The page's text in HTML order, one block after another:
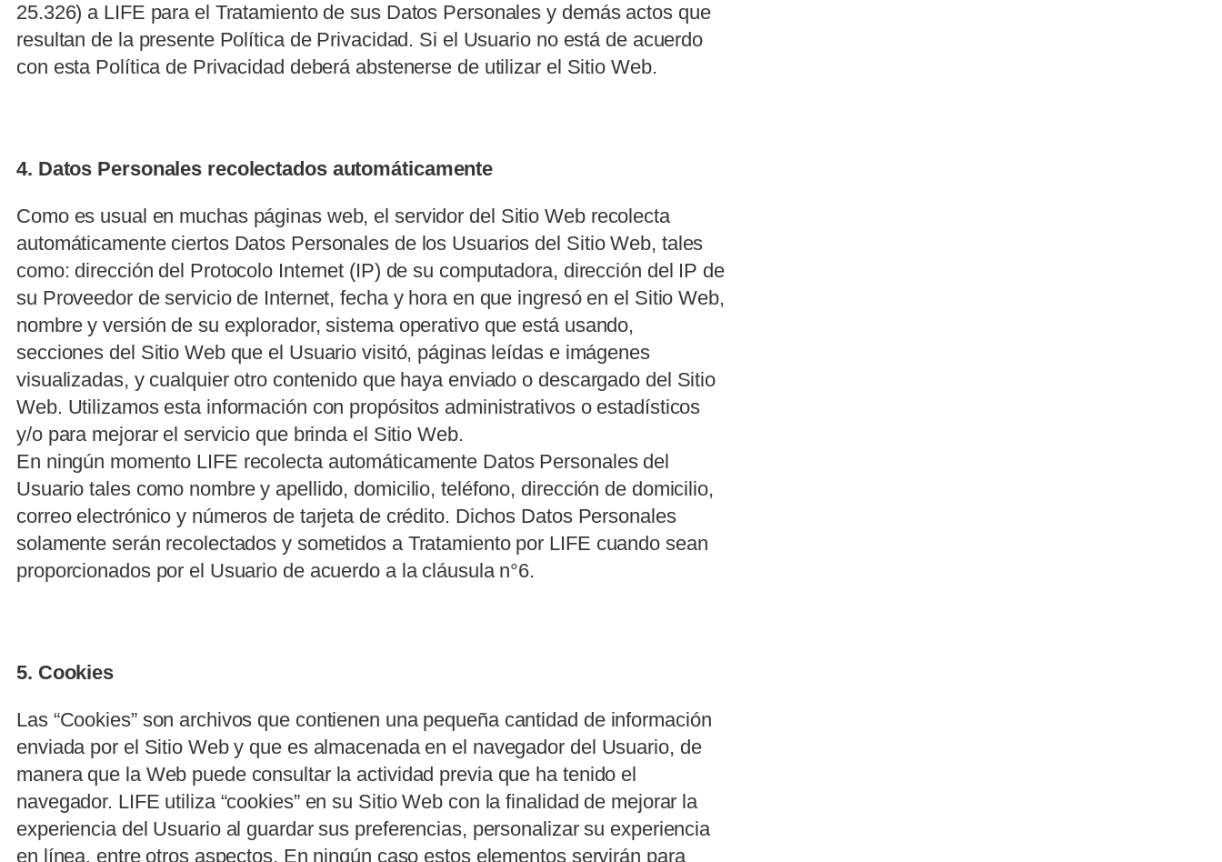
25.326) a LIFE para el Tratamiento de sus Datos Personales y demás actos que
resultan de la presente Política de Privacidad. Si el Usuario no está de acuerdo
con esta Política de Privacidad deberá abstenerse de utilizar el Sitio Web.
4. Datos Personales recolectados automáticamente
Como es usual en muchas páginas web, el servidor del Sitio Web recolecta
automáticamente ciertos Datos Personales de los Usuarios del Sitio Web, tales
como: dirección del Protocolo Internet (IP) de su computadora, dirección del IP de
su Proveedor de servicio de Internet, fecha y hora en que ingresó en el Sitio Web,
nombre y versión de su explorador, sistema operativo que está usando,
secciones del Sitio Web que el Usuario visitó, páginas leídas e imágenes
visualizadas, y cualquier otro contenido que haya enviado o descargado del Sitio
Web. Utilizamos esta información con propósitos administrativos o estadísticos
y/o para mejorar el servicio que brinda el Sitio Web.
En ningún momento LIFE recolecta automáticamente Datos Personales del
Usuario tales como nombre y apellido, domicilio, teléfono, dirección de domicilio,
correo electrónico y números de tarjeta de crédito. Dichos Datos Personales
solamente serán recolectados y sometidos a Tratamiento por LIFE cuando sean
proporcionados por el Usuario de acuerdo a la cláusula n°6.
5. Cookies
Las “Cookies” son archivos que contienen una pequeña cantidad de información
enviada por el Sitio Web y que es almacenada en el navegador del Usuario, de
manera que la Web puede consultar la actividad previa que ha tenido el
navegador. LIFE utiliza “cookies” en su Sitio Web con la finalidad de mejorar la
experiencia del Usuario al guardar sus preferencias, personalizar su experiencia
en línea, entre otros aspectos. En ningún caso estos elementos servirán para